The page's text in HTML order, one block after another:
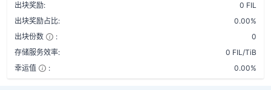
出块奖励:
0 FIL
出块奖励占比:
0.00%
出块份数
:
0
存储服务效率:
0 FIL/TiB
幸运值
: 0.00%